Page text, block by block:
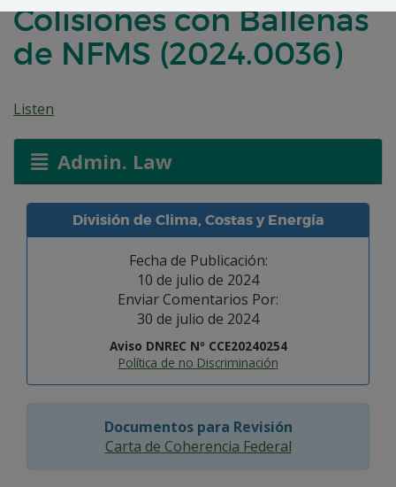
Colisiones con Ballenas
de NFMS (2024.0036)
Listen
Admin. Law
División de Clima, Costas y Energía
Fecha de Publicación:
10 de julio de 2024
Enviar Comentarios Por:
30 de julio de 2024
Aviso DNREC Nº CCE20240254
Política de no Discriminación
Documentos para Revisión
Carta de Coherencia Federal